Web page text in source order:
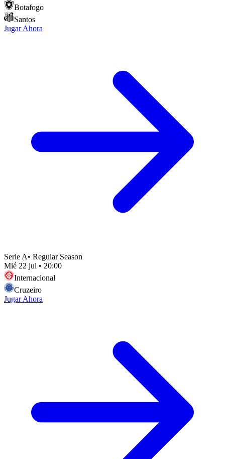
Botafogo
Santos
Jugar Ahora
Serie A• Regular Season
Mié 22 jul • 20:00
Internacional
Cruzeiro
Jugar Ahora